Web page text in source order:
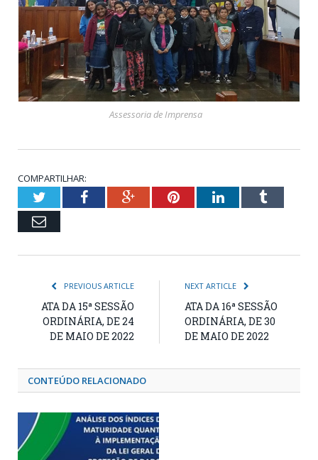
Assessoria de Imprensa
COMPARTILHAR:
TwitterFacebookGoogle+PinterestLinkedInTumblr
Email
PREVIOUS ARTICLE
ATA DA 15ª SESSÃO
ORDINÁRIA, DE 24
DE MAIO DE 2022
NEXT ARTICLE
ATA DA 16ª SESSÃO
ORDINÁRIA, DE 30
DE MAIO DE 2022
CONTEÚDO RELACIONADO